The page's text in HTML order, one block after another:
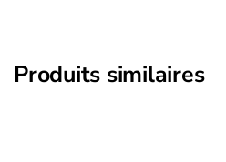
Produits similaires